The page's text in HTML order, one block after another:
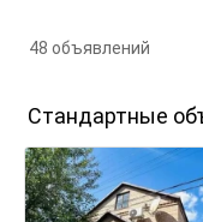
48 объявлений
Стандартные